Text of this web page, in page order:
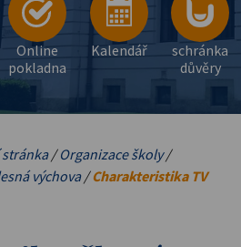
Online
pokladna
Kalendář
schránka
důvěry
/Organizace školy/
výchova/Charakteristika TV